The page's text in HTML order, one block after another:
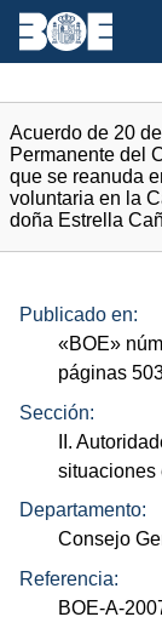
Acuerdo de 20
Permanente del
que se reanuda
voluntaria en la
doña Estrella
Publicado en:
«BOE»
páginas
Sección:
II.
situaciones
Departamento:
Consejo
Referencia:
BOE-A-